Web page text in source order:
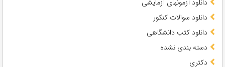
دانلود آزمونهای آزمایشی
دانلود سوالات کنکور
دانلود کتب دانشگاهی
دسته بندی نشده
دکتری